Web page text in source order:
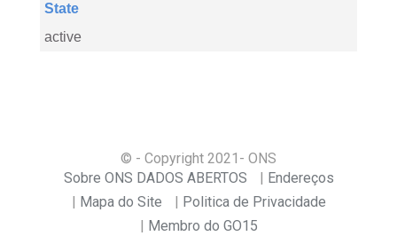
State
active
© - Copyright 2021 - ONS
Sobre ONS DADOS ABERTOS
Endereços
Mapa do Site
Politica de Privacidade
Membro do GO15